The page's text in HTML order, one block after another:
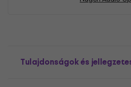
Tulajdonságok és